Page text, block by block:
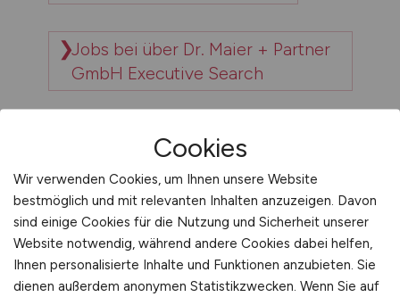
Jobs bei über Dr. Maier + Partner
GmbH Executive Search
Jobs bei über experteer GmbH
Jobs bei über Jobware
Personalberatung
Jobs bei über Kraft von Wantoch
Cookies
Wir verwenden Cookies, um Ihnen unsere Website
bestmöglich und mit relevanten Inhalten anzuzeigen. Davon
sind einige Cookies für die Nutzung und Sicherheit unserer
Website notwendig, während andere Cookies dabei helfen,
Ihnen personalisierte Inhalte und Funktionen anzubieten. Sie
dienen außerdem anonymen Statistikzwecken. Wenn Sie auf